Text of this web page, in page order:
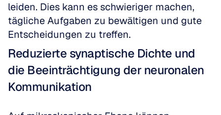
leiden. Dies kann es schwieriger machen,
tägliche Aufgaben zu bewältigen und gute
Entscheidungen zu treffen.
Reduzierte synaptische Dichte und
die Beeinträchtigung der neuronalen
Kommunikation